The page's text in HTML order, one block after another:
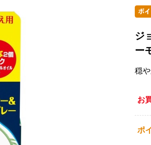
ジ
ー
穏
お
ポ